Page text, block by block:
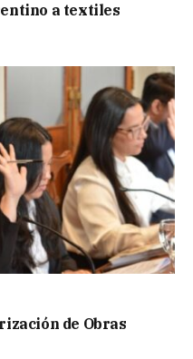
a textiles
de Obras